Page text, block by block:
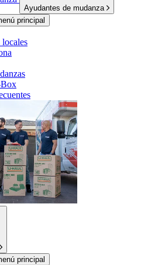
Ayudantes de mudanza
principal
locales
principal